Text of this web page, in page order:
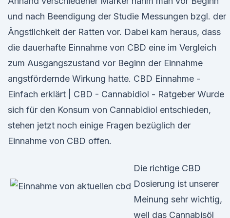
und nach Beendigung der Studie Messungen bzgl. der
Ängstlichkeit der Ratten vor. Dabei kam heraus, dass
die dauerhafte Einnahme von CBD eine im Vergleich
zum Ausgangszustand vor Beginn der Einnahme
angstfördernde Wirkung hatte. CBD Einnahme -
Einfach erklärt | CBD - Cannabidiol - Ratgeber Wurde
sich für den Konsum von Cannabidiol entschieden,
stehen jetzt noch einige Fragen bezüglich der
Einnahme von CBD offen.
Die richtige CBD
Dosierung ist unserer
Meinung sehr wichtig,
weil das Cannabisöl